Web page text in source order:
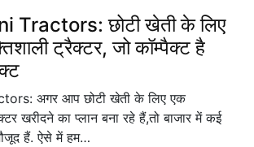
Tractors: छोटी खेती के लिए
ट्रैक्टर, जो कॉम्पैक्ट है
अगर आप छोटी खेती के लिए एक
खरीदने का प्लान बना रहे हैं,तो बाजार में कई
हैं. ऐसे में हम…